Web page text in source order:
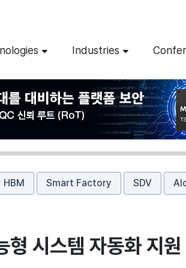
Industries
HBM Smart Factory SDV
형 시스템 자동화 지원